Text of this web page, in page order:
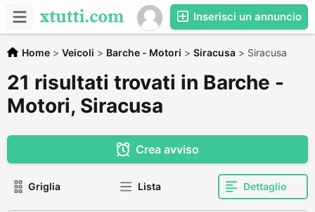
Inserisci un annuncio
Home > Veicoli > Barche - Motori > Siracusa > Siracusa
21 risultati trovati in Barche -
Motori, Siracusa
Crea avviso
Griglia Lista Dettaglio